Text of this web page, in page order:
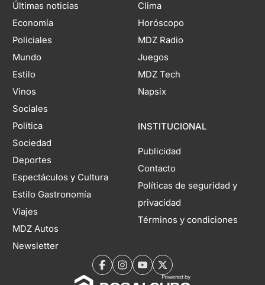
Últimas noticias
Economía
Policiales
Mundo
Estilo
Vinos
Sociales
Política
Sociedad
Deportes
Espectáculos y Cultura
Estilo Gastronomía
Viajes
MDZ Autos
Newsletter
Clima
Horóscopo
MDZ Radio
Juegos
MDZ Tech
Napsix
INSTITUCIONAL
Publicidad
Contacto
Políticas de seguridad y
privacidad
Términos y condiciones